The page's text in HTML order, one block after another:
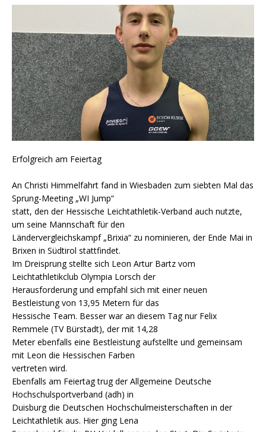
Erfolgreich am Feiertag
An Christi Himmelfahrt fand in Wiesbaden zum siebten Mal das
Sprung-Meeting „WI Jump“
statt, den der Hessische Leichtathletik-Verband auch nutzte,
um seine Mannschaft für den
Ländervergleichskampf „Brixia“ zu nominieren, der Ende Mai in
Brixen in Südtirol stattfindet.
Im Dreisprung stellte sich Leon Artur Bartz vom
Leichtathletikclub Olympia Lorsch der
Herausforderung und empfahl sich mit einer neuen
Bestleistung von 13,95 Metern für das
Hessische Team. Besser war an diesem Tag nur Felix
Remmele (TV Bürstadt), der mit 14,28
Meter ebenfalls eine Bestleistung aufstellte und gemeinsam
mit Leon die Hessischen Farben
vertreten wird.
Ebenfalls am Feiertag trug der Allgemeine Deutsche
Hochschulsportverband (adh) in
Duisburg die Deutschen Hochschulmeisterschaften in der
Leichtathletik aus. Hier ging Lena